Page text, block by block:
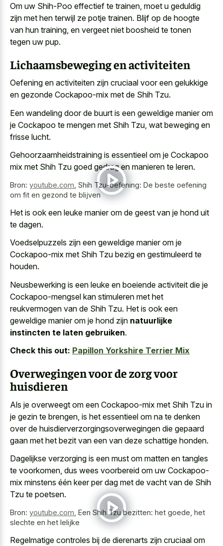
Om uw Shih-Poo effectief te trainen, moet u geduldig
zijn met hen terwijl ze potje trainen. Blijf op de hoogte
van hun training, en vergeet niet boosheid te tonen
tegen uw pup.
Lichaamsbeweging en activiteiten
Oefening en activiteiten zijn cruciaal voor een gelukkige
en gezonde Cockapoo-mix met de Shih Tzu.
Een wandeling door de buurt is een geweldige manier om
je Cockapoo te mengen met Shih Tzu, wat beweging en
frisse lucht.
Gehoorzaamheidstraining is essentieel om je Cockapoo
mix met Shih Tzu goed gedrag en manieren te leren.
Bron: youtube.com Shih Tzu-oefening: De beste oefening
om fit en gezond te blijven
Het is ook een leuke manier om de geest van je hond uit
te dagen.
Voedselpuzzels zijn een geweldige manier om je
Cockapoo-mix met Shih Tzu bezig en gestimuleerd te
houden.
Neusbewerking is een leuke en boeiende activiteit die je
Cockapoo-mengsel kan stimuleren met het
reukvermogen van de Shih Tzu. Het is ook een
geweldige manier om je hond zijn natuurlijke
instincten te laten gebruiken.
Check this out: Papillon Yorkshire Terrier Mix
Overwegingen voor de zorg voor
huisdieren
Als je overweegt om een Cockapoo-mix met Shih Tzu in
je gezin te brengen, is het essentieel om na te denken
over de huisdierverzorgingsoverwegingen die gepaard
gaan met het bezit van een van deze schattige honden.
Dagelijkse verzorging is een must om matten en tangles
te voorkomen, dus wees voorbereid om uw Cockapoo-
mix minstens één keer per dag met de vacht van de Shih
Tzu te poetsen.
Bron: youtube.com Een Shih Tzu bezitten: het goede, het
slechte en het lelijke
Regelmatige controles bij de dierenarts zijn cruciaal om